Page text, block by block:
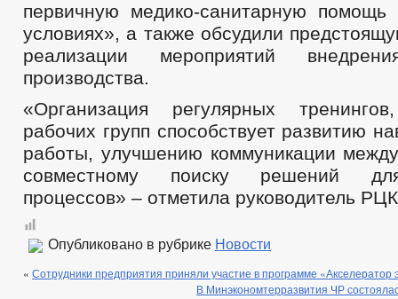
первичную медико-санитарную помощь
условиях», а также обсудили
реализации мероприятий
производства.
«Организация регулярных
рабочих групп способствует развитию
работы, улучшению коммуникации
совместному поиску решений
процессов» – отметила руководитель
Опубликовано в рубрике Новости
« Сотрудники предприятия приняли участие в программе «Акселератор
В Минэкономтерразвития ЧР